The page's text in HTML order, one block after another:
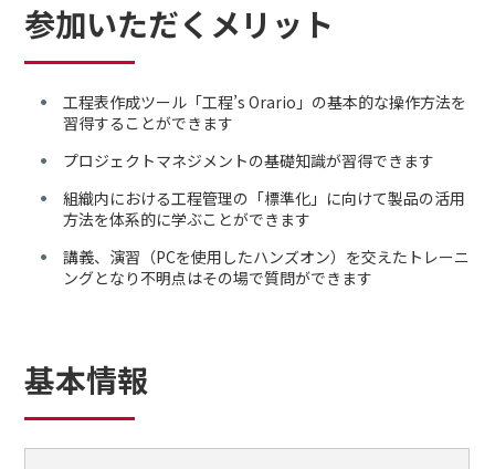
参加いただくメリット
工程表作成ツール「工程’s Orario」の基本的な操作方法を
習得することができます
プロジェクトマネジメントの基礎知識が習得できます
組織内における工程管理の「標準化」に向けて製品の活用
方法を体系的に学ぶことができます
講義、演習（PCを使用したハンズオン）を交えたトレーニ
ングとなり不明点はその場で質問ができます
基本情報